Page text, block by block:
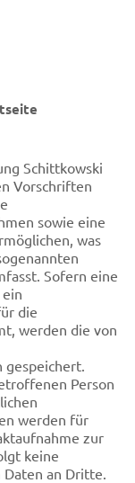
Schittkowski
Vorschriften
sowie eine
was
Sofern eine
die
werden die von
gespeichert.
Person
werden für
zur
keine
an Dritte.